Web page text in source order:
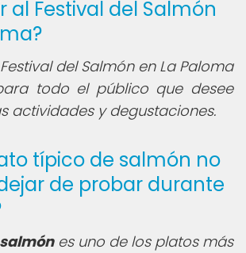
al Festival del Salmón
del Salmón en La Paloma
todo el público que desee
actividades y degustaciones.
típico de salmón no
de probar durante
es uno de los platos más